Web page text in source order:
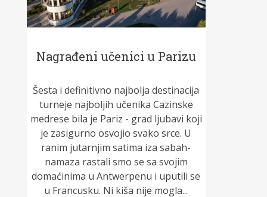
Nagrađeni učenici u Parizu
Šesta i definitivno najbolja destinacija
turneje najboljih učenika Cazinske
medrese bila je Pariz - grad ljubavi koji
je zasigurno osvojio svako srce. U
ranim jutarnjim satima iza sabah-
namaza rastali smo se sa svojim
domaćinima u Antwerpenu i uputili se
u Francusku. Ni kiša nije mogla...